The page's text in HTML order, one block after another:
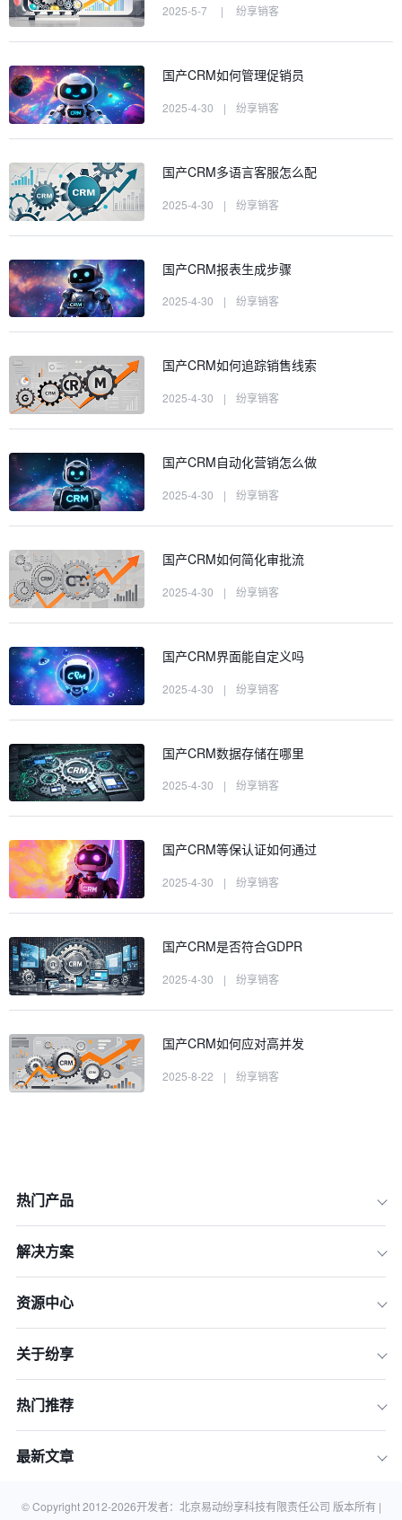
一、连接型架构：打破信息孤岛
四、行业化深耕：提供场景化解决方案
常见问题解答
2025-5-7 | 纷享销客
国产CRM如何管理促销员
2025-4-30 | 纷享销客
国产CRM多语言客服怎么配
2025-4-30 | 纷享销客
国产CRM报表生成步骤
2025-4-30 | 纷享销客
国产CRM如何追踪销售线索
2025-4-30 | 纷享销客
国产CRM自动化营销怎么做
2025-4-30 | 纷享销客
国产CRM如何简化审批流
2025-4-30 | 纷享销客
国产CRM界面能自定义吗
2025-4-30 | 纷享销客
国产CRM数据存储在哪里
2025-4-30 | 纷享销客
国产CRM等保认证如何通过
2025-4-30 | 纷享销客
国产CRM是否符合GDPR
2025-4-30 | 纷享销客
国产CRM如何应对高并发
2025-8-22 | 纷享销客
热门产品
解决方案
资源中心
关于纷享
热门推荐
最新文章
© Copyright 2012-2026开发者：北京易动纷享科技有限责任公司 版本所有 |